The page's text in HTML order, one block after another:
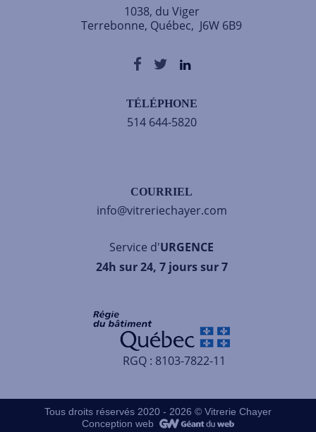
1038, du Viger
Terrebonne, Québec, J6W 6B9
TÉLÉPHONE
514 644-5820
COURRIEL
info@vitreriechayer.com
Service d'URGENCE
24h sur 24, 7 jours sur 7
RGQ : 8103-7822-11
Tous droits réservés 2020 - 2026 © Vitrerie Chayer
Conception web